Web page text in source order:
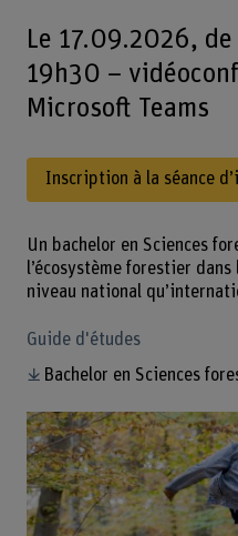
Le 17.09.2026,
19h30 –
Microsoft Teams
Inscription à la séance
Un bachelor en Sciences
l’écosystème forestier
niveau national
Guide d'études
Bachelor en Sciences